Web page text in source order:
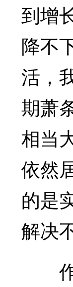
到增
降不
活，
期萧
相当
依然
的是
解决
作